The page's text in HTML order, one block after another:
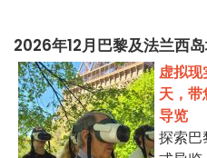
2026年12月巴黎及法兰西
虚拟现
天，
导览
探索巴